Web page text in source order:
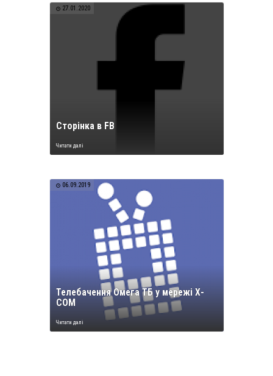
27.01.2020
Сторінка в FB
Читати далі
06.09.2019
Телебачення Омега ТБ у мережі Х-
СОМ
Читати далі